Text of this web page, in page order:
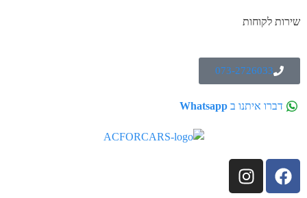
שירות לקוחות
073-2726033
דברו איתנו בWhatsapp